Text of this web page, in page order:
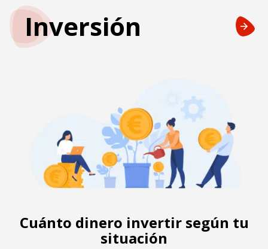
Inversión
Cuánto dinero invertir según tu
situación